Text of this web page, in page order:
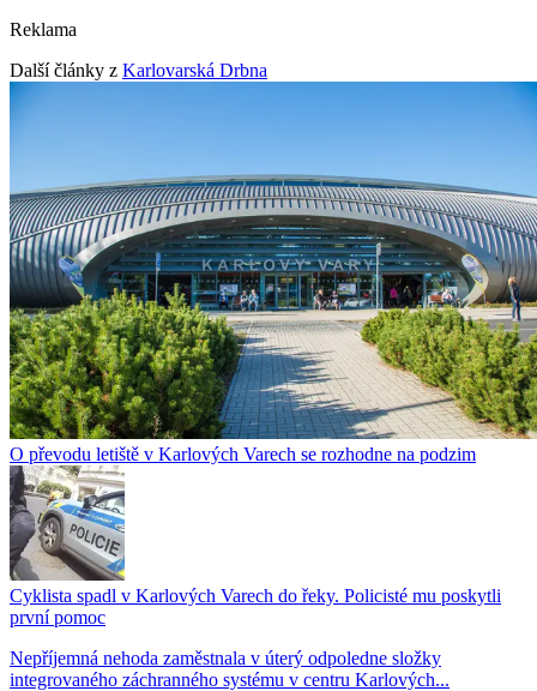
Reklama
Další články z Karlovarská Drbna
O převodu letiště v Karlových Varech se rozhodne na podzim
Cyklista spadl v Karlových Varech do řeky. Policisté mu poskytli
první pomoc
Nepříjemná nehoda zaměstnala v úterý odpoledne složky
integrovaného záchranného systému v centru Karlových...